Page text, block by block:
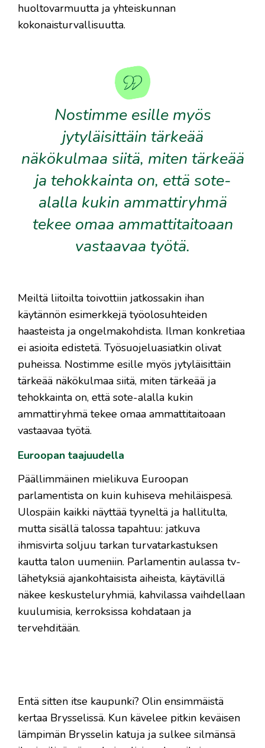
huoltovarmuutta ja yhteiskunnan
kokonaisturvallisuutta.
Nostimme esille myös
jytyläisittäin tärkeää
näkökulmaa siitä, miten tärkeää
ja tehokkainta on, että sote-
alalla kukin ammattiryhmä
tekee omaa ammattitaitoaan
vastaavaa työtä.
Meiltä liitoilta toivottiin jatkossakin ihan
käytännön esimerkkejä työolosuhteiden
haasteista ja ongelmakohdista. Ilman konkretiaa
ei asioita edistetä. Työsuojeluasiatkin olivat
puheissa. Nostimme esille myös jytyläisittäin
tärkeää näkökulmaa siitä, miten tärkeää ja
tehokkainta on, että sote-alalla kukin
ammattiryhmä tekee omaa ammattitaitoaan
vastaavaa työtä.
Euroopan taajuudella
Päällimmäinen mielikuva Euroopan
parlamentista on kuin kuhiseva mehiläispesä.
Ulospäin kaikki näyttää tyyneltä ja hallitulta,
mutta sisällä talossa tapahtuu: jatkuva
ihmisvirta soljuu tarkan turvatarkastuksen
kautta talon uumeniin. Parlamentin aulassa tv-
lähetyksiä ajankohtaisista aiheista, käytävillä
näkee keskusteluryhmiä, kahvilassa vaihdellaan
kuulumisia, kerroksissa kohdataan ja
tervehditään.
Entä sitten itse kaupunki? Olin ensimmäistä
kertaa Brysselissä. Kun kävelee pitkin keväisen
lämpimän Brysselin katuja ja sulkee silmänsä